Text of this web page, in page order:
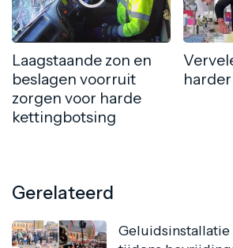
Laagstaande zon en
beslagen voorruit
zorgen voor harde
kettingbotsing
Gerelateerd